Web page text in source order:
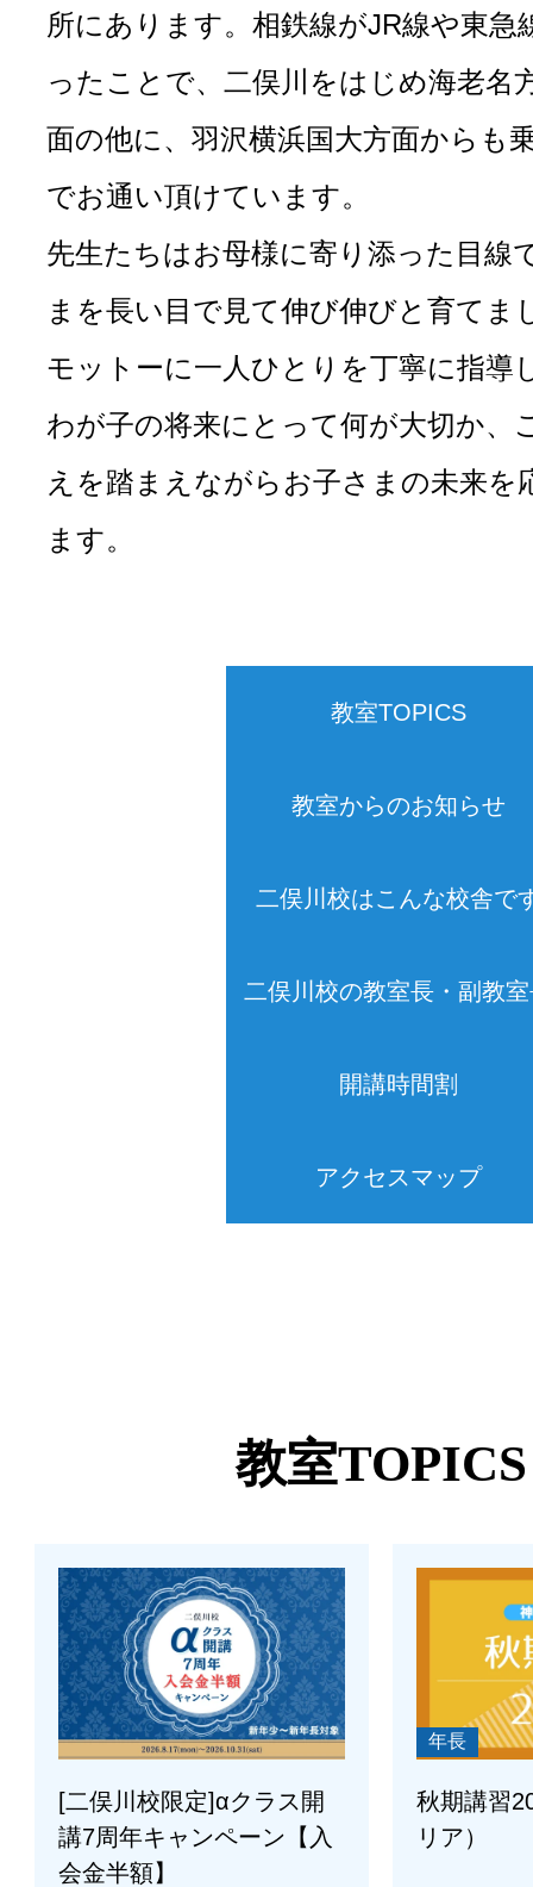
所にあります。相鉄線がJR線や東急
ったことで、二俣川をはじめ海老名
面の他に、羽沢横浜国大方面からも
でお通い頂けています。
先生たちはお母様に寄り添った目線
まを長い目で見て伸び伸びと育てま
モットーに一人ひとりを丁寧に指導
わが子の将来にとって何が大切か、
えを踏まえながらお子さまの未来を
ます。
教室TOPICS
教室からのお知らせ
二俣川校はこんな校舎で
二俣川校の教室長・副教
開講時間割
アクセスマップ
教室TOPICS
[二俣川校限定]αクラス開
講7周年キャンペーン【入
会金半額】
年長
秋期講習
リア）